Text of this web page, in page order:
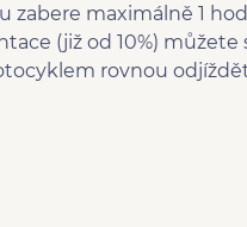
zabere maximálně 1
(již od 10%) můžete
rovnou